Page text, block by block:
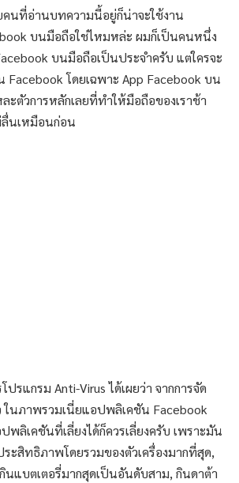
นที่อ่านบทความนี้อยู่ก็น่าจะใช้งาน
บนมือถือใช่ไหมหล่ะ ผมก็เป็นคนหนึ่ง
บนมือถือเป็นประจำครับ แต่ใครจะ
Facebook โดยเฉพาะ App Facebook บน
ะตัวการหลักเลยที่ทำให้มือถือของเราช้า
นเหมือนก่อน
ปรแกรม Anti-Virus ได้เผยว่า จากการจัด
ในภาพรวมเนี่ยแอปพลิเคชัน Facebook
พลิเคชันที่เลี่ยงได้ก็ควรเลี่ยงครับ เพราะมัน
ะสิทธิภาพโดยรวมของตัวเครื่องมากที่สุด,
แบตเตอรี่มากสุดเป็นอันดับสาม, กินดาต้า